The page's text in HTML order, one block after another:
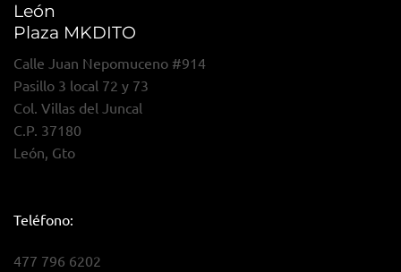
León
Plaza MKDITO
Calle Juan Nepomuceno #914
Pasillo 3 local 72 y 73
Col. Villas del Juncal
C.P. 37180
León, Gto
Teléfono:
477 796 6202